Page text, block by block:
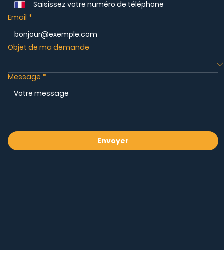
Email *
Objet de ma demande
Message *
Envoyer